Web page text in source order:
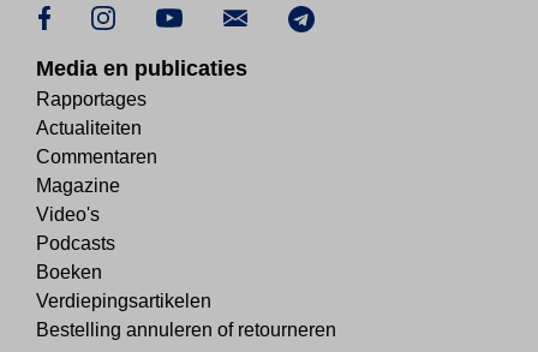
Media en publicaties
Rapportages
Actualiteiten
Commentaren
Magazine
Video's
Podcasts
Boeken
Verdiepingsartikelen
Bestelling annuleren of retourneren